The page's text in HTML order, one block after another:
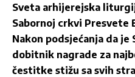
Sveta arhijerejska
Sabornoj crkvi Presvete
Nakon podsjećanja da je
dobitnik nagrade za
čestitke stižu sa svih